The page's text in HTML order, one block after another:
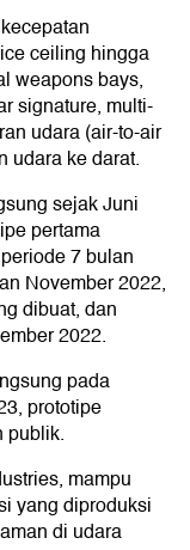
ceiling hingga
weapons bays,
signature, multi-
udara (air-to-air
udara ke darat.
sejak Juni
pertama
7 bulan
November 2022,
dibuat, dan
2022.
pada
prototipe
publik.
mampu
yang diproduksi
di udara